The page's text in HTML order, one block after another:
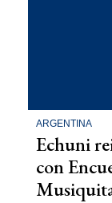
ARGENTINA
Echuni
con